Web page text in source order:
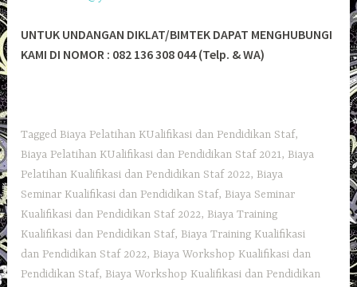
UNTUK UNDANGAN DIKLAT/BIMTEK DAPAT MENGHUBUNGI
KAMI DI NOMOR : 082 136 308 044 (Telp. & WA)
Tagged Biaya Pelatihan KUalifikasi dan Pendidikan Staf,
Biaya Pelatihan KUalifikasi dan Pendidikan Staf 2021, Biaya
Pelatihan Kualifikasi dan Pendidikan Staf 2022, Biaya
Seminar Kualifikasi dan Pendidikan Staf, Biaya Seminar
Kualifikasi dan Pendidikan Staf 2022, Biaya Training
Kualifikasi dan Pendidikan Staf, Biaya Training Kualifikasi
dan Pendidikan Staf 2022, Biaya Workshop Kualifikasi dan
Pendidikan Staf, Biaya Workshop Kualifikasi dan Pendidikan